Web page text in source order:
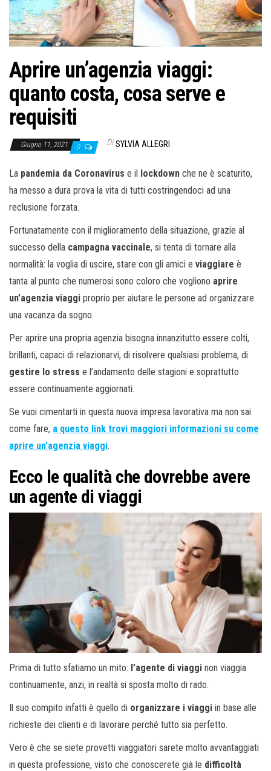
n
e
Aprire un’agenzia viaggi:
quanto costa, cosa serve e
requisiti
Giugno 11, 2021 0 Di SYLVIA ALLEGRI
La pandemia da Coronavirus e il lockdown che ne è scaturito,
ha messo a dura prova la vita di tutti costringendoci ad una
reclusione forzata.
Fortunatamente con il miglioramento della situazione, grazie al
successo della campagna vaccinale, si tenta di tornare alla
normalità: la voglia di uscire, stare con gli amici e viaggiare è
tanta al punto che numerosi sono coloro che vogliono aprire
un’agenzia viaggi proprio per aiutare le persone ad organizzare
una vacanza da sogno.
Per aprire una propria agenzia bisogna innanzitutto essere colti,
brillanti, capaci di relazionarvi, di risolvere qualsiasi problema, di
gestire lo stress e l’andamento delle stagioni e soprattutto
essere continuamente aggiornati.
Se vuoi cimentarti in questa nuova impresa lavorativa ma non sai
come fare, a questo link trovi maggiori informazioni su come
aprire un’agenzia viaggi.
Ecco le qualità che dovrebbe avere
un agente di viaggi
Prima di tutto sfatiamo un mito: l’agente di viaggi non viaggia
continuamente, anzi, in realtà si sposta molto di rado.
Il suo compito infatti è quello di organizzare i viaggi in base alle
richieste dei clienti e di lavorare perché tutto sia perfetto.
Vero è che se siete provetti viaggiatori sarete molto avvantaggiati
in questa professione, visto che conoscerete già le difficoltà